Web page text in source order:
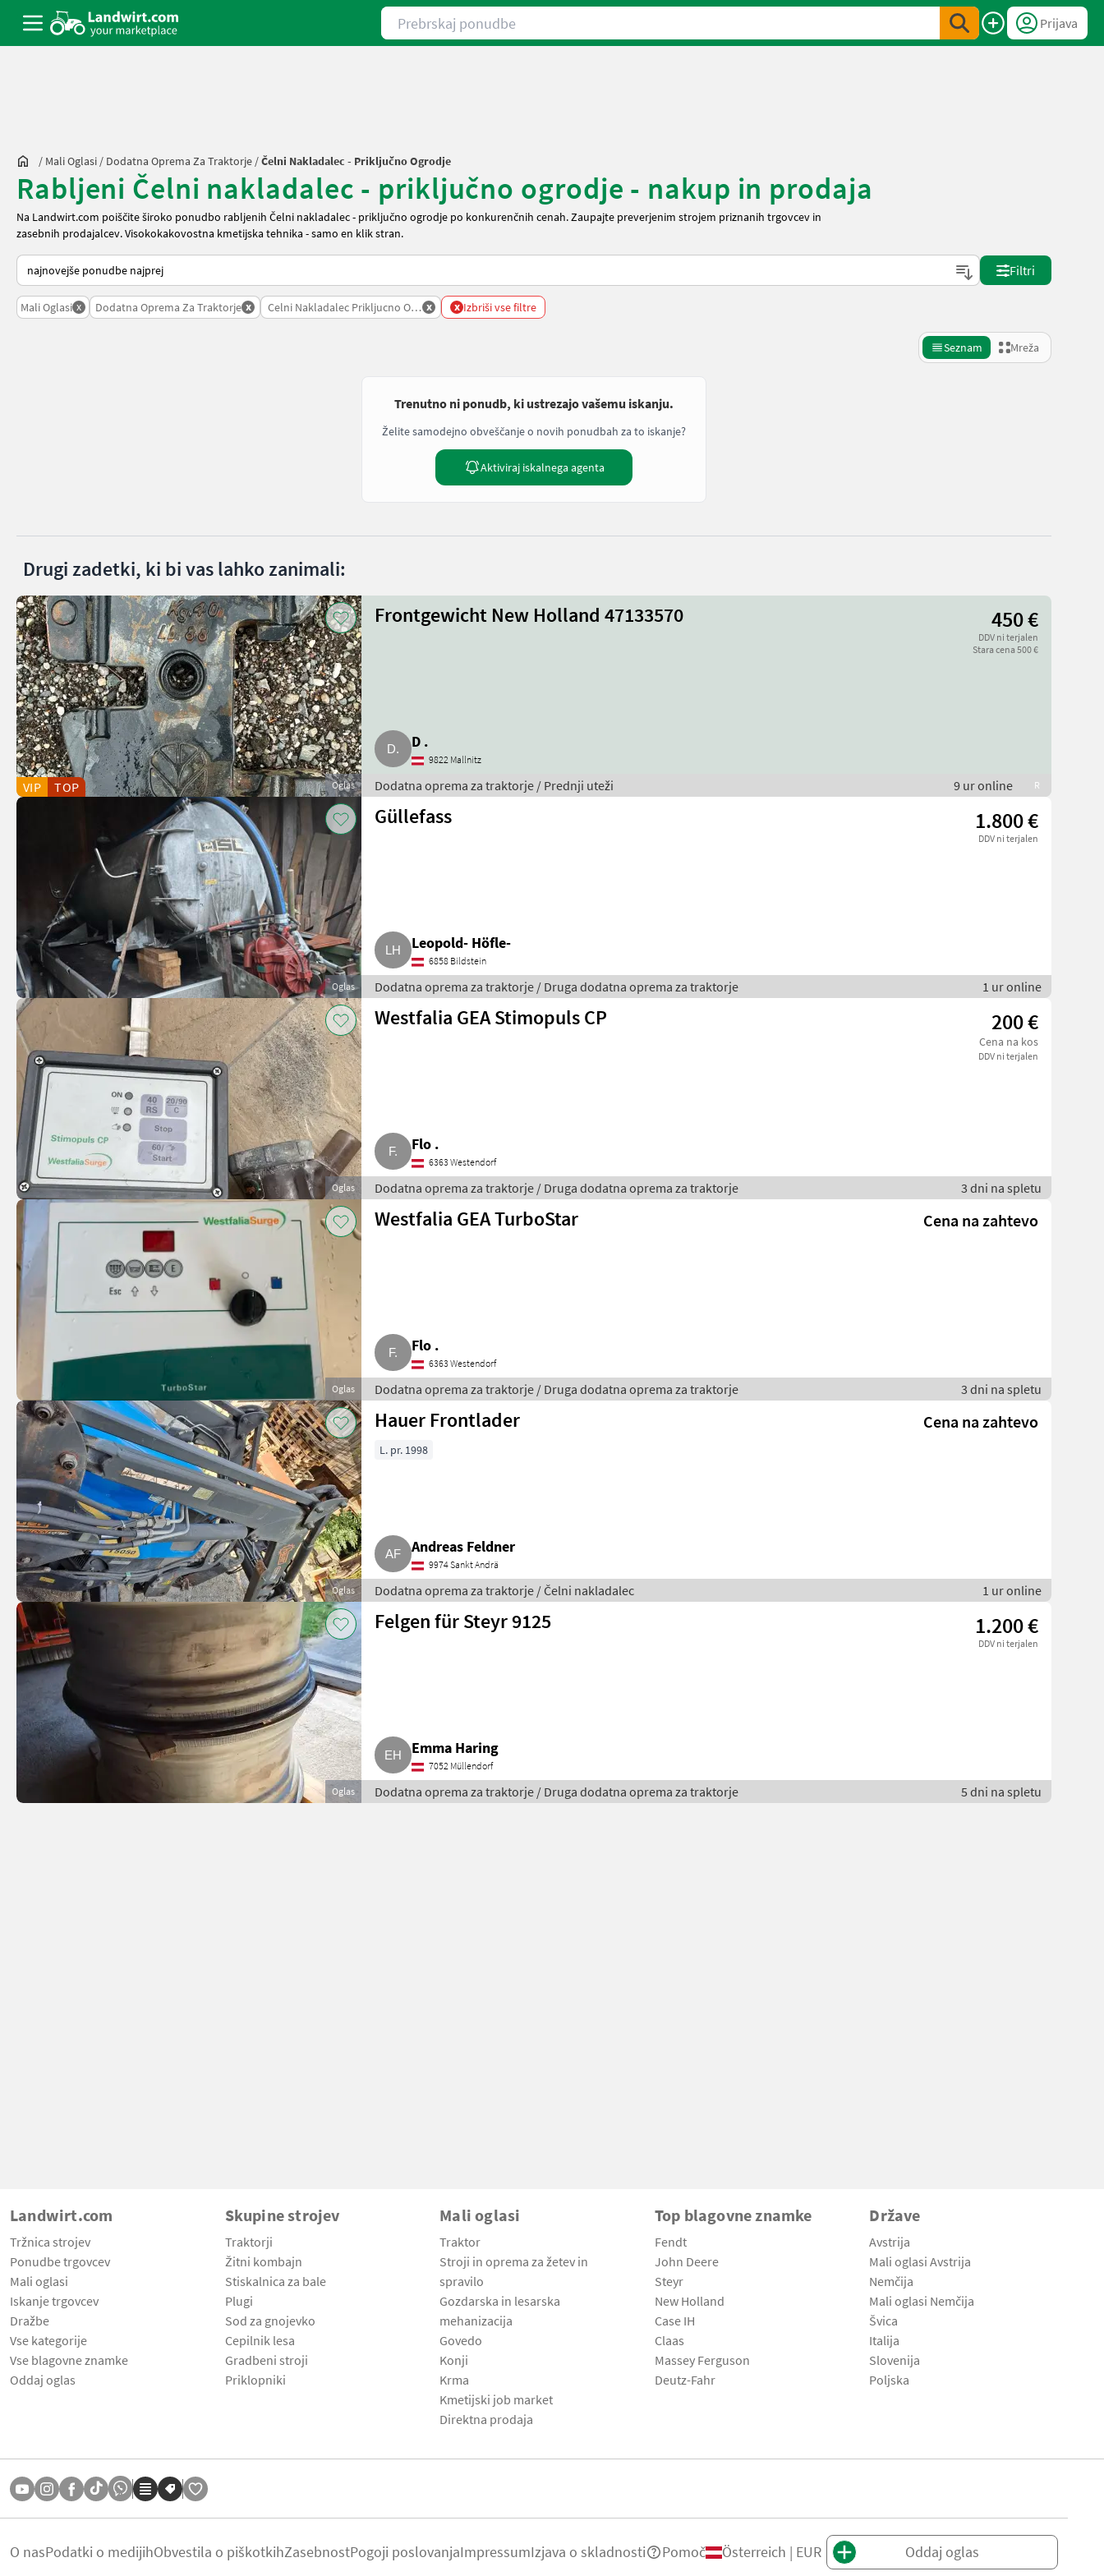
Prebrskaj ponudbe
Prijava
/ Mali Oglasi / Dodatna Oprema Za Traktorje /Čelni Nakladalec - Priključno Ogrodje
Rabljeni Čelni nakladalec - priključno ogrodje - nakup in prodaja
Na Landwirt.com poiščite široko ponudbo rabljenih Čelni nakladalec - priključno ogrodje po konkurenčnih cenah. Zaupajte preverjenim strojem priznanih trgovcev in
zasebnih prodajalcev. Visokokakovostna kmetijska tehnika - samo en klik stran.
Tako je razvrščeno na Landwirt.com
Filtri
Mali Oglasi x Dodatna Oprema Za Traktorje x Celni Nakladalec Prikljucno Ogrodje
x x Izbriši vse filtre
Seznam Mreža
Trenutno ni ponudb, ki ustrezajo vašemu iskanju.
Želite samodejno obveščanje o novih ponudbah za to iskanje?
Aktiviraj iskalnega agenta
Drugi zadetki, ki bi vas lahko zanimali:
Oglas
VIP TOP
Frontgewicht New Holland 47133570 450 €
DDV ni terjalen
Stara cena 500 €
D .
9822 Mallnitz
Dodatna oprema za traktorje / Prednji uteži 9 ur online R
Oglas
Güllefass 1.800 €
DDV ni terjalen
Leopold- Höfle-
6858 Bildstein
Dodatna oprema za traktorje / Druga dodatna oprema za traktorje 1 ur online
Oglas
Westfalia GEA Stimopuls CP 200 €
Cena na kos
DDV ni terjalen
Flo .
6363 Westendorf
Dodatna oprema za traktorje / Druga dodatna oprema za traktorje 3 dni na spletu
Oglas
Westfalia GEA TurboStar Cena na zahtevo
Flo .
6363 Westendorf
Dodatna oprema za traktorje / Druga dodatna oprema za traktorje 3 dni na spletu
Oglas
Hauer Frontlader Cena na zahtevo
L. pr. 1998
Andreas Feldner
9974 Sankt Andrä
Dodatna oprema za traktorje / Čelni nakladalec 1 ur online
Oglas
Felgen für Steyr 9125 1.200 €
DDV ni terjalen
Emma Haring
7052 Müllendorf
Dodatna oprema za traktorje / Druga dodatna oprema za traktorje 5 dni na spletu
Landwirt.com
Tržnica strojev
Ponudbe trgovcev
Mali oglasi
Iskanje trgovcev
Dražbe
Vse kategorije
Vse blagovne znamke
Oddaj oglas
Skupine strojev
Traktorji
Žitni kombajn
Stiskalnica za bale
Plugi
Sod za gnojevko
Cepilnik lesa
Gradbeni stroji
Priklopniki
Mali oglasi
Traktor
Stroji in oprema za žetev in
spravilo
Gozdarska in lesarska
mehanizacija
Govedo
Konji
Krma
Kmetijski job market
Direktna prodaja
Top blagovne znamke
Fendt
John Deere
Steyr
New Holland
Case IH
Claas
Massey Ferguson
Deutz-Fahr
Države
Avstrija
Mali oglasi Avstrija
Nemčija
Mali oglasi Nemčija
Švica
Italija
Slovenija
Poljska
O nasPodatki o medijihObvestila o piškotkihZasebnostPogoji poslovanjaImpressumIzjava o skladnosti Pomoč Österreich | EUR Oddaj oglas